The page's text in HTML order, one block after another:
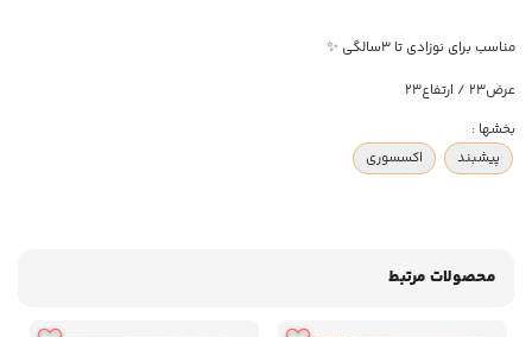
مناسب برای نوزادی تا ۳سالگی ✨️
عرض۲۳ / ارتفاع۲۳
بخشها :
پیشبند
اکسسوری
محصولات مرتبط